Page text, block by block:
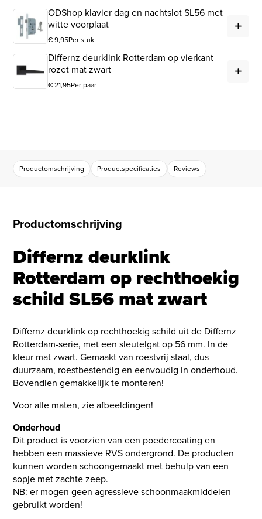
ODShop klavier dag en nachtslot SL56 met
witte voorplaat
€9,95Per stuk
Differnz deurklink Rotterdam op vierkant
rozet mat zwart
€21,95Per paar
Productomschrijving Productspecificaties Reviews
Productomschrijving
Differnz deurklink
Rotterdam op rechthoekig
schild SL56 mat zwart
Differnz deurklink op rechthoekig schild uit de Differnz
Rotterdam-serie, met een sleutelgat op 56 mm. In de
kleur mat zwart. Gemaakt van roestvrij staal, dus
duurzaam, roestbestendig en eenvoudig in onderhoud.
Bovendien gemakkelijk te monteren!
Voor alle maten, zie afbeeldingen!
Onderhoud
Dit product is voorzien van een poedercoating en
hebben een massieve RVS ondergrond. De producten
kunnen worden schoongemaakt met behulp van een
sopje met zachte zeep.
NB: er mogen geen agressieve schoonmaakmiddelen
gebruikt worden!